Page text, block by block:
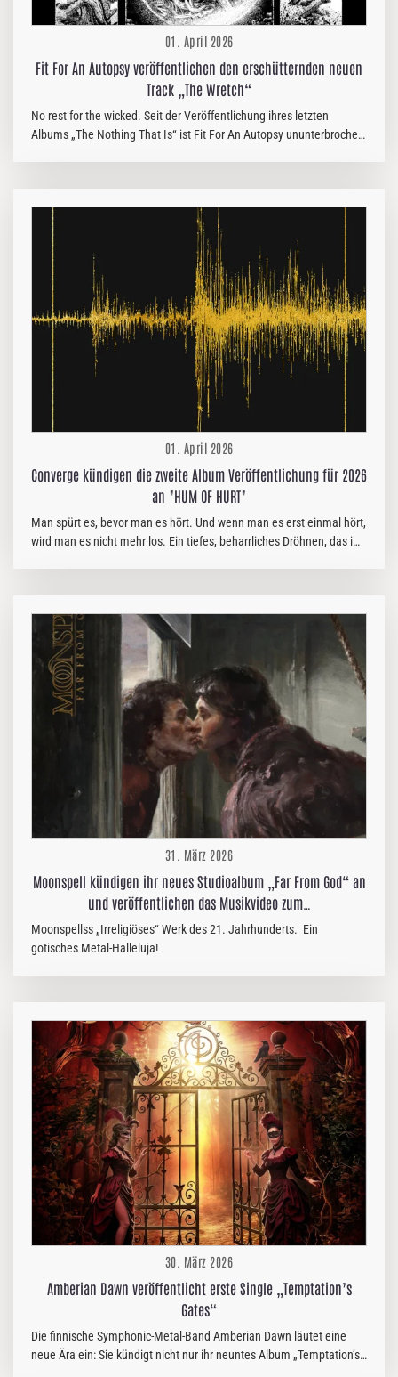
01. April 2026
Fit For An Autopsy veröffentlichen den erschütternden neuen
Track „The Wretch“
No rest for the wicked. Seit der Veröffentlichung ihres letzten
Albums „The Nothing That Is“ ist Fit For An Autopsy ununterbrochen
brandneue Single „The Wretch“. Angetrieben von unerbittlichen,
galoppierenden Riffs und treibenden Percussion-Elementen, bietet
„The Wretch“ die für die Band typischen, erdbebenartigen
Breakdowns, die im Refrain durch eindringliche Melodien perfekt
ausbalanciert werden. Der perfekte Soundtrack für ihre Rückkehr auf
die Bühne. Will Putney…
01. April 2026
Converge kündigen die zweite Album Veröffentlichung für 2026
an "HUM OF HURT"
Man spürt es, bevor man es hört. Und wenn man es erst einmal hört,
wird man es nicht mehr los. Ein tiefes, beharrliches Dröhnen, das im
Neuseeland; und Windsor, Ontario, vernommen. Die Bevölkerung
von Taos, New Mexico, verfolgt es seit Jahrzehnten. In
Großbritannien wurde es mit Suiziden in Verbindung gebracht. Nicht
jeder kann es hören. Niemand weiß, woher es kommt. Man nennt es
„The Hum“. Converge haben dieses mysteriöse reale Phänomen
aufgegriffen und es…
31. März 2026
Moonspell kündigen ihr neues Studioalbum „Far From God“ an
und veröffentlichen das Musikvideo zum…
Moonspellss „Irreligiöses“ Werk des 21. Jahrhunderts. Ein
gotisches Metal-Halleluja!
30. März 2026
Amberian Dawn veröffentlicht erste Single „Temptation’s
Gates“
Die finnische Symphonic-Metal-Band Amberian Dawn läutet eine
neue Ära ein: Sie kündigt nicht nur ihr neuntes Album „Temptation’s